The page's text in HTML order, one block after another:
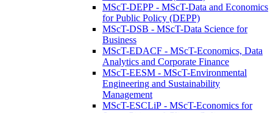
MScT-DEPP - MScT-Data and Economics
for Public Policy (DEPP)
MScT-DSB - MScT-Data Science for
Business
MScT-EDACF - MScT-Economics, Data
Analytics and Corporate Finance
MScT-EESM - MScT-Environmental
Engineering and Sustainability
Management
MScT-ESCLiP - MScT-Economics for